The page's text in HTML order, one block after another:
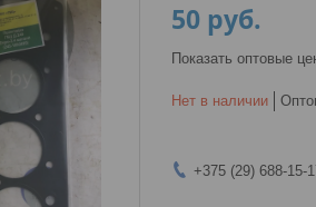
50 руб.
Показать оптовые
Нет в наличии
+375 (29) 688-15-